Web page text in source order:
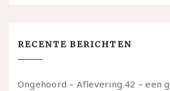
RECENTE BERICHTEN